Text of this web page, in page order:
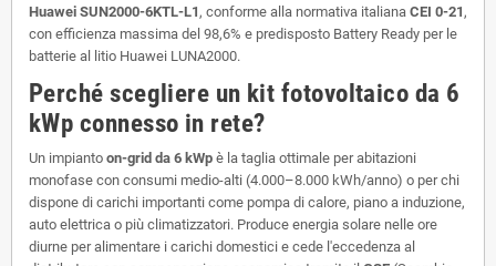
Huawei SUN2000-6KTL-L1, conforme alla normativa italiana CEI 0-21,
con efficienza massima del 98,6% e predisposto Battery Ready per le
batterie al litio Huawei LUNA2000.
Perché scegliere un kit fotovoltaico da 6
kWp connesso in rete?
Un impianto on-grid da 6 kWp è la taglia ottimale per abitazioni
monofase con consumi medio-alti (4.000–8.000 kWh/anno) o per chi
dispone di carichi importanti come pompa di calore, piano a induzione,
auto elettrica o più climatizzatori. Produce energia solare nelle ore
diurne per alimentare i carichi domestici e cede l'eccedenza al